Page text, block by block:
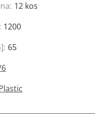
12 kos
1200
65